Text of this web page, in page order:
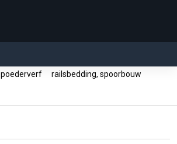
poederverf
railsbedding, spoorbouw